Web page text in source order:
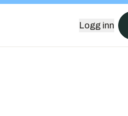
Logg inn